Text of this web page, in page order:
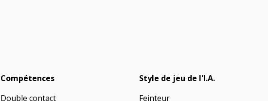
Compétences
Double contact
Style de jeu de l'I.A.
Feinteur